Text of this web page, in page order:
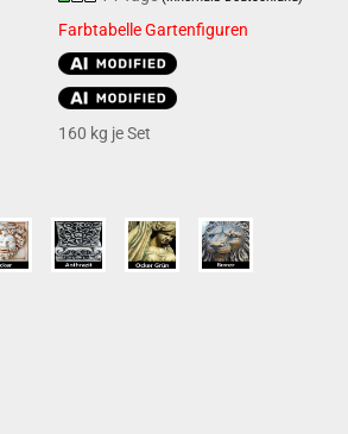
Farbtabelle Gartenfiguren
160 kg je Set